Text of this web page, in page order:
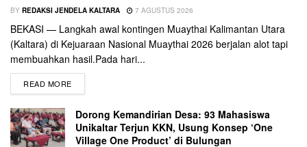
BY REDAKSI JENDELA KALTARA 7 AGUSTUS 2026
BEKASI — Langkah awal kontingen Muaythai Kalimantan Utara
(Kaltara) di Kejuaraan Nasional Muaythai 2026 berjalan alot tapi
membuahkan hasil.Pada hari...
READ MORE
Dorong Kemandirian Desa: 93 Mahasiswa
Unikaltar Terjun KKN, Usung Konsep ‘One
Village One Product’ di Bulungan